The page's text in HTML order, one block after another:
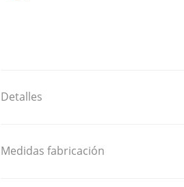
Detalles
Medidas fabricación